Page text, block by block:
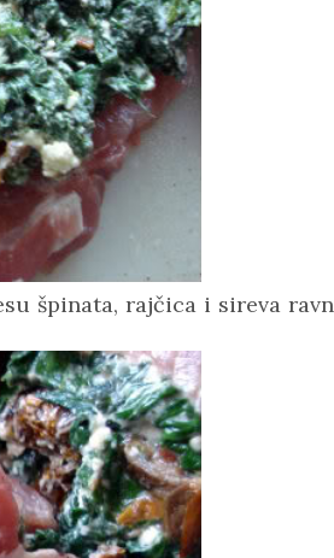
špinata, rajčica i sireva